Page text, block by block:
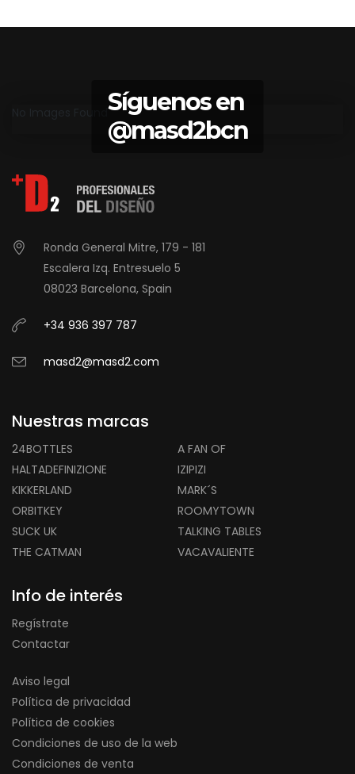
Síguenos en
@masd2bcn
Ronda General Mitre, 179 - 181
Escalera Izq. Entresuelo 5
08023 Barcelona, Spain
+34 936 397 787
masd2@masd2.com
Nuestras marcas
24BOTTLES
A FAN OF
HALTADEFINIZIONE
IZIPIZI
KIKKERLAND
MARK´S
ORBITKEY
ROOMYTOWN
SUCK UK
TALKING TABLES
THE CATMAN
VACAVALIENTE
Info de interés
Regístrate
Contactar
Aviso legal
Política de privacidad
Política de cookies
Condiciones de uso de la web
Condiciones de venta